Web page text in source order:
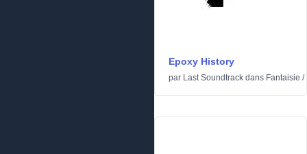
Epoxy History
par Last Soundtrack dans Fantaisie /